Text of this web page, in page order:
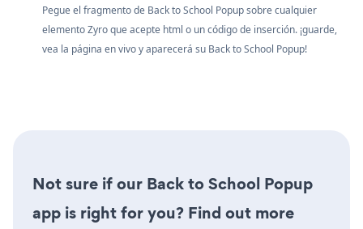
Pegue el fragmento de Back to School Popup sobre cualquier
elemento Zyro que acepte html o un código de inserción. ¡guarde,
vea la página en vivo y aparecerá su Back to School Popup!
Not sure if our Back to School Popup
app is right for you? Find out more